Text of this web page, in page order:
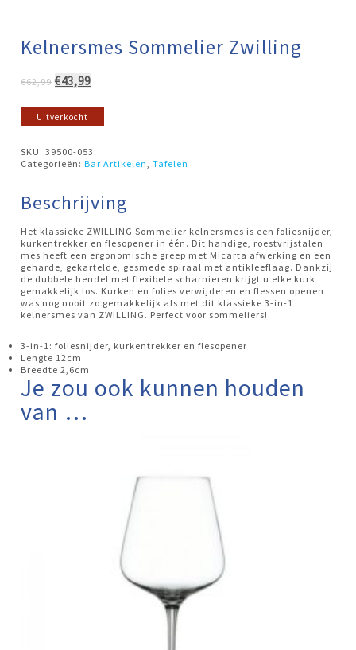
Kelnersmes Sommelier Zwilling
€62,99 Oorspronkelijke
was:
€62,99.
€43,99Huidige
is:
€43,99.
Uitverkocht
SKU:39500-053
Categorieën:Bar Artikelen ,Tafelen
Beschrijving
Het klassieke ZWILLING Sommelier kelnersmes is een foliesnijder,
kurkentrekker en flesopener in één. Dit handige, roestvrijstalen
mes heeft een ergonomische greep met Micarta afwerking en een
geharde, gekartelde, gesmede spiraal met antikleeflaag. Dankzij
de dubbele hendel met flexibele scharnieren krijgt u elke kurk
gemakkelijk los. Kurken en folies verwijderen en flessen openen
was nog nooit zo gemakkelijk als met dit klassieke 3-in-1
kelnersmes van ZWILLING. Perfect voor sommeliers!
3-in-1: foliesnijder, kurkentrekker en flesopener
Lengte 12cm
Breedte 2,6cm
Je zou ook kunnen houden
van …